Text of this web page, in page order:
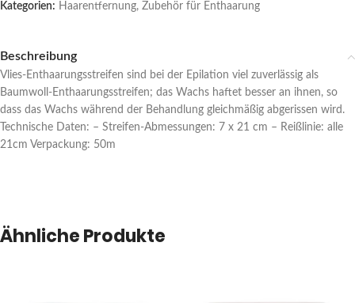
Kategorien: Haarentfernung, Zubehör für Enthaarung
Beschreibung
Vlies-Enthaarungsstreifen sind bei der Epilation viel zuverlässig als
Baumwoll-Enthaarungsstreifen; das Wachs haftet besser an ihnen, so
dass das Wachs während der Behandlung gleichmäßig abgerissen wird.
Technische Daten: – Streifen-Abmessungen: 7 x 21 cm – Reißlinie: alle
21cm Verpackung: 50m
Ähnliche Produkte